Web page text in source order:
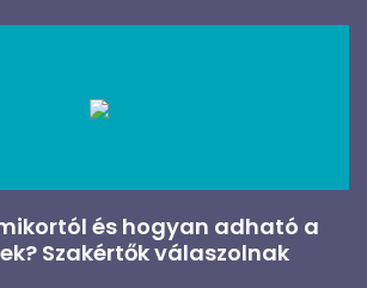
és hogyan adható a
Szakértők válaszolnak